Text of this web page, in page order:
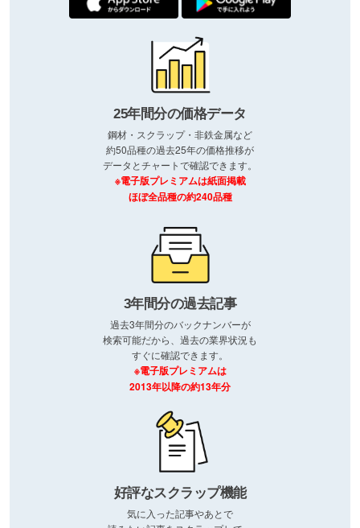
25年間分の価格データ
鋼材・スクラップ・非鉄金属など
約50品種の過去25年の価格推移が
データとチャートで確認できます。
※電子版プレミアムは紙面掲載
ほぼ全品種の約240品種
3年間分の過去記事
過去3年間分のバックナンバーが
検索可能だから、過去の業界状況も
すぐに確認できます。
※電子版プレミアムは
2013年以降の約13年分
好評なスクラップ機能
気に入った記事やあとで